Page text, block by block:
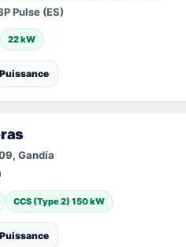
Pulse (ES)
22 kW
Puissance
Gandía
CCS (Type 2) 150 kW
Puissance